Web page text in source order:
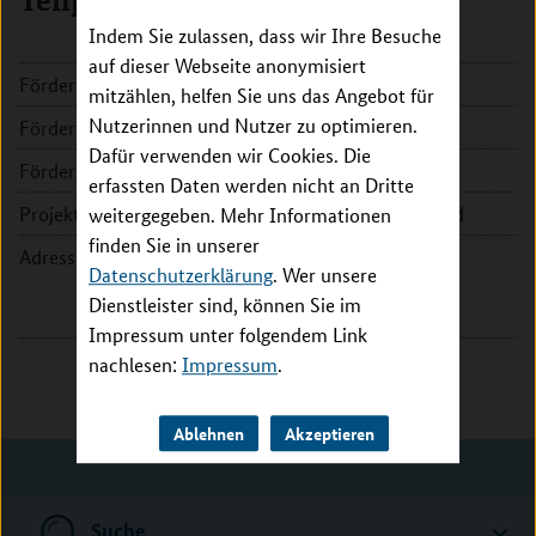
Indem Sie zulassen, dass wir Ihre Besuche
auf dieser Webseite anonymisiert
mitzählen, helfen Sie uns das Angebot für
Nutzerinnen und Nutzer zu optimieren.
Dafür verwenden wir Cookies. Die
erfassten Daten werden nicht an Dritte
weitergegeben. Mehr Informationen
finden Sie in unserer
Datenschutzerklärung. Wer unsere
Dienstleister sind, können Sie im
Impressum unter folgendem Link
nachlesen: Impressum.
Ablehnen Akzeptieren
Förderkennzeichen:
16LW0233K
Fördersumme:
2.362.374 EUR
Förderzeitraum:
2023 - 2026
Projektleitung:
Prof. Dr. Jeroen Krijgsveld
Adresse:
Universität Heidelberg
Grabengasse 1
69117 Heidelberg